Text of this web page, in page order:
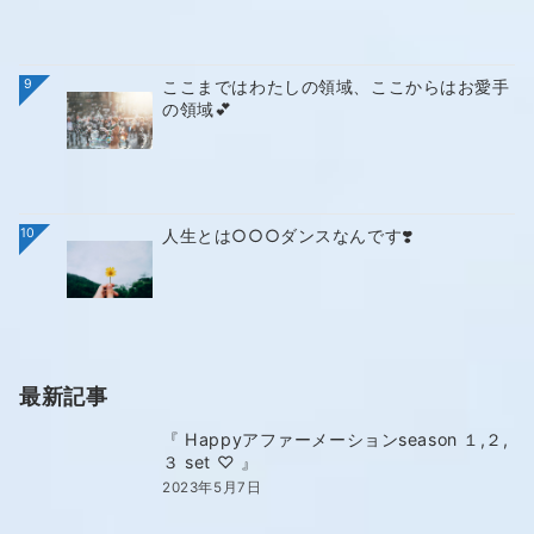
9
ここまではわたしの領域、ここからはお愛手
の領域💕
10 人生とは○○○ダンスなんです❣️
最新記事
『 Happyアファーメーションseason １,２,
３ set ♡ 』
2023年5月7日